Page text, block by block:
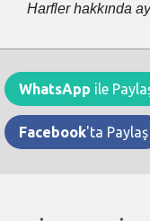
Harfler hakkında
WhatsApp ile
Facebook'ta Paylaş